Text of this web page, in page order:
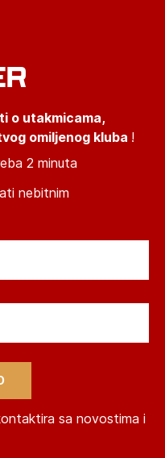
o utakmicama,
omiljenog kluba !
2 minuta
nebitnim
sa novostima i